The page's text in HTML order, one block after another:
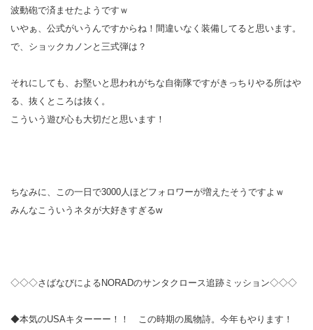
波動砲で済ませたようですｗ
いやぁ、公式がいうんですからね！間違いなく装備してると思います。
で、ショックカノンと三式弾は？
それにしても、お堅いと思われがちな自衛隊ですがきっちりやる所はや
る、抜くところは抜く。
こういう遊び心も大切だと思います！
ちなみに、この一日で3000人ほどフォロワーが増えたそうですよｗ
みんなこういうネタが大好きすぎるw
◇◇◇さばなびによるNORADのサンタクロース追跡ミッション◇◇◇
◆本気のUSAキターーー！！ この時期の風物詩。今年もやります！